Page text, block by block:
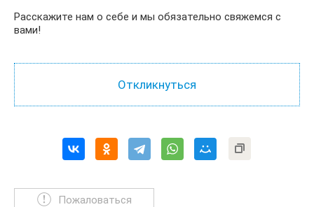
Расскажите нам о себе и мы обязательно свяжемся с
вами!
Пожаловаться